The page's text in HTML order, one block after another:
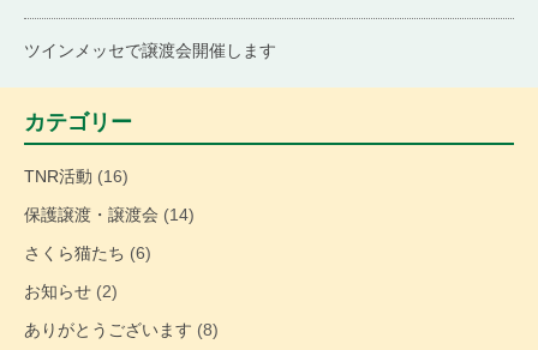
ツインメッセで譲渡会開催します
カテゴリー
TNR活動 (16)
保護譲渡・譲渡会 (14)
さくら猫たち (6)
お知らせ (2)
ありがとうございます (8)